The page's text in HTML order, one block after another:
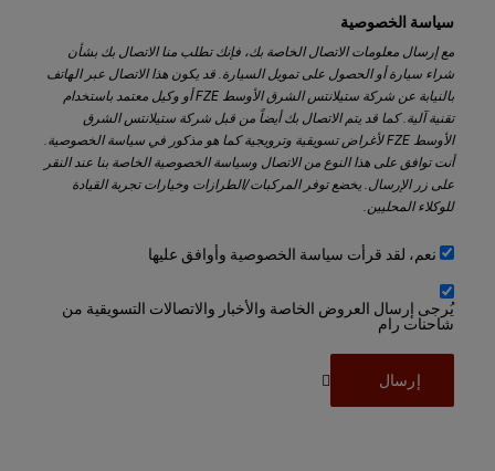
سياسة الخصوصية
مع إرسال معلومات الاتصال الخاصة بك، فإنك تطلب منا الاتصال بك بشأن
شراء سيارة أو الحصول على تمويل السيارة. قد يكون هذا الاتصال عبر الهاتف
بالنيابة عن شركة ستيلانتس الشرق الأوسط FZE أو وكيل معتمد باستخدام
تقنية آلية. كما قد يتم الاتصال بك أيضاً من قبل شركة ستيلانتس الشرق
الأوسط FZE لأغراض تسويقية وترويجية كما هو مذكور في سياسة الخصوصية.
أنت توافق على هذا النوع من الاتصال وسياسة الخصوصية الخاصة بنا عند النقر
على زر الإرسال. يخضع توفر المركبات/الطرازات وخيارات تجربة القيادة
للوكلاء المحليين.
نعم، لقد قرأت سياسة الخصوصية وأوافق عليها
يُرجى إرسال العروض الخاصة والأخبار والاتصالات التسويقية من
شاحنات رام